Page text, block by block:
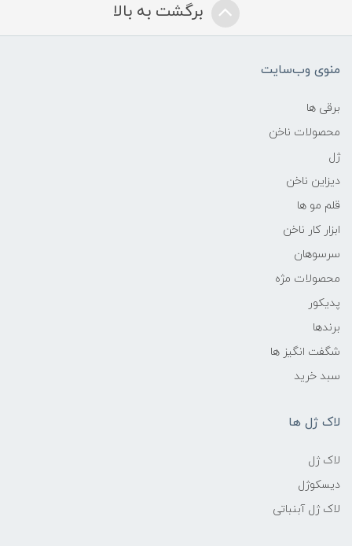
برگشت به بالا
منوی وب‌سایت
برقی ها
محصولات ناخن
ژل
دیزاین ناخن
قلم مو ها
ابزار کار ناخن
سرسوهان
محصولات مژه
پدیکور
برندها
شگفت انگیز ها
سبد خرید
لاک ژل ها
لاک ژل
دیسکوژل
لاک ژل آبنباتی